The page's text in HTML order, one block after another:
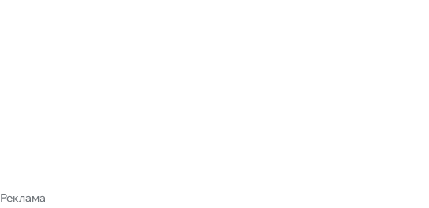
Реклама